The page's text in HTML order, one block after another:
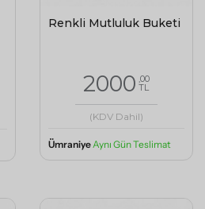
Renkli Mutluluk Buketi
2000 ,00
TL
(KDV Dahil)
ÜmraniyeAynı Gün Teslimat